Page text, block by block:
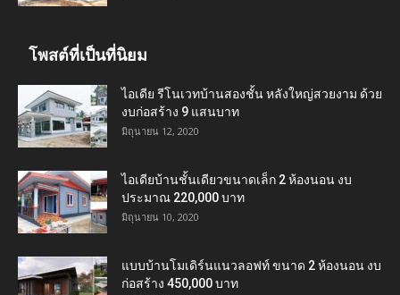
โพสต์ที่เป็นที่นิยม
ไอเดีย รีโนเวทบ้านสองชั้น หลังใหญ่สวยงาม ด้วย
งบก่อสร้าง 9 แสนบาท
มิถุนายน 12, 2020
ไอเดียบ้านชั้นเดียวขนาดเล็ก 2 ห้องนอน งบ
ประมาณ 220,000 บาท
มิถุนายน 10, 2020
แบบบ้านโมเดิร์นแนวลอฟท์ ขนาด 2 ห้องนอน งบ
ก่อสร้าง 450,000 บาท